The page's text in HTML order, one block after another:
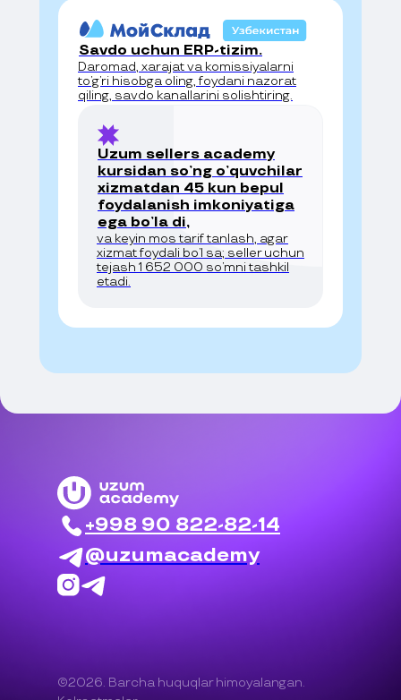
Savdo uchun ERP-tizim.
Daromad, xarajat va komissiyalarni
toʼgʼri hisobga oling, foydani nazorat
qiling, savdo kanallarini solishtiring.
Uzum sellers academy
kursidan soʼng oʼquvchilar
xizmatdan 45 kun bepul
foydalanish imkoniyatiga
ega boʼla di,
va keyin mos tarif tanlash, agar
xizmat foydali boʼl sa; seller uchun
tejash 1 652 000 soʼmni tashkil
etadi.
+998 90 822-82-14
@uzumacademy
©2026. Barcha huquqlar himoyalangan.